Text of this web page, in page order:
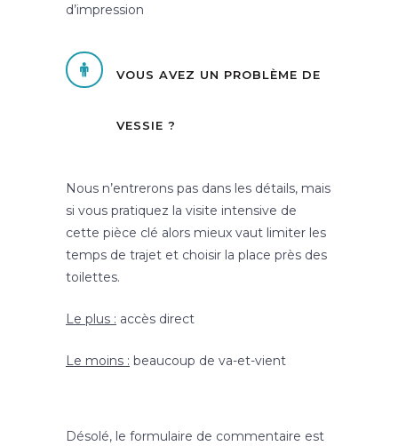
d’impression
VOUS AVEZ UN PROBLÈME DE
VESSIE ?
Nous n’entrerons pas dans les détails, mais
si vous pratiquez la visite intensive de
cette pièce clé alors mieux vaut limiter les
temps de trajet et choisir la place près des
toilettes.
Le plus : accès direct
Le moins : beaucoup de va-et-vient
Désolé, le formulaire de commentaire est